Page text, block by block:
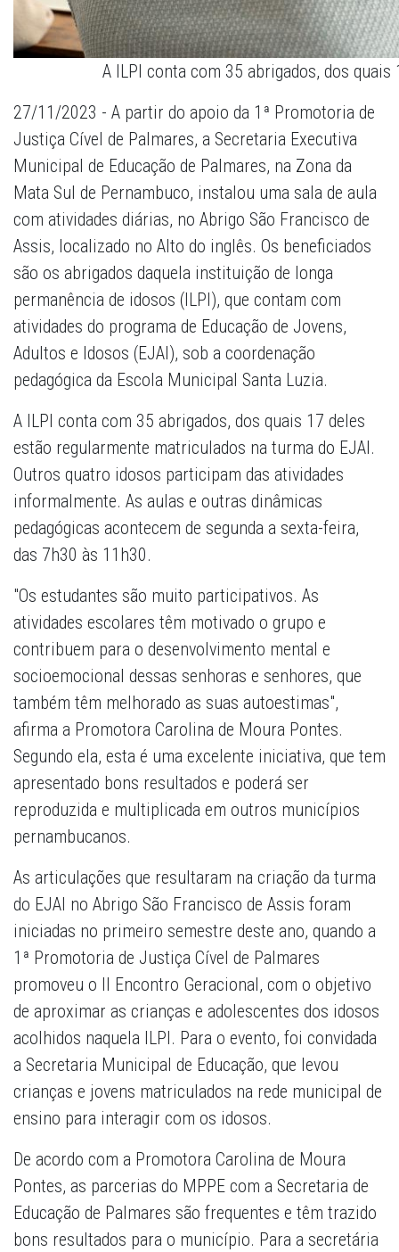
A ILPI conta com 35 abrigados, dos
27/11/2023 - A partir do apoio da 1ª Promotoria de
Justiça Cível de Palmares, a Secretaria Executiva
Municipal de Educação de Palmares, na Zona da
Mata Sul de Pernambuco, instalou uma sala de aula
com atividades diárias, no Abrigo São Francisco de
Assis, localizado no Alto do inglês. Os beneficiados
são os abrigados daquela instituição de longa
permanência de idosos (ILPI), que contam com
atividades do programa de Educação de Jovens,
Adultos e Idosos (EJAI), sob a coordenação
pedagógica da Escola Municipal Santa Luzia.
A ILPI conta com 35 abrigados, dos quais 17 deles
estão regularmente matriculados na turma do EJAI.
Outros quatro idosos participam das atividades
informalmente. As aulas e outras dinâmicas
pedagógicas acontecem de segunda a sexta-feira,
das 7h30 às 11h30.
"Os estudantes são muito participativos. As
atividades escolares têm motivado o grupo e
contribuem para o desenvolvimento mental e
socioemocional dessas senhoras e senhores, que
também têm melhorado as suas autoestimas",
afirma a Promotora Carolina de Moura Pontes.
Segundo ela, esta é uma excelente iniciativa, que tem
apresentado bons resultados e poderá ser
reproduzida e multiplicada em outros municípios
pernambucanos.
As articulações que resultaram na criação da turma
do EJAI no Abrigo São Francisco de Assis foram
iniciadas no primeiro semestre deste ano, quando a
1ª Promotoria de Justiça Cível de Palmares
promoveu o II Encontro Geracional, com o objetivo
de aproximar as crianças e adolescentes dos idosos
acolhidos naquela ILPI. Para o evento, foi convidada
a Secretaria Municipal de Educação, que levou
crianças e jovens matriculados na rede municipal de
ensino para interagir com os idosos.
De acordo com a Promotora Carolina de Moura
Pontes, as parcerias do MPPE com a Secretaria de
Educação de Palmares são frequentes e têm trazido
bons resultados para o município. Para a secretária